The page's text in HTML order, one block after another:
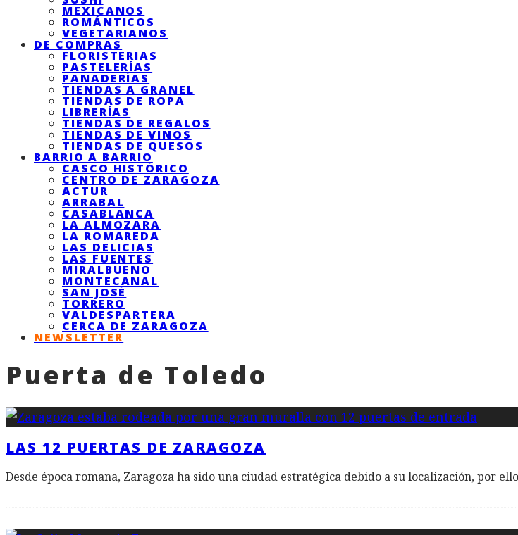
MEXICANOS
ROMÁNTICOS
VEGETARIANOS
DE COMPRAS
FLORISTERIAS
PASTELERÍAS
PANADERÍAS
TIENDAS A GRANEL
TIENDAS DE ROPA
LIBRERÍAS
TIENDAS DE REGALOS
TIENDAS DE VINOS
TIENDAS DE QUESOS
BARRIO A BARRIO
CASCO HISTÓRICO
CENTRO DE ZARAGOZA
ACTUR
ARRABAL
CASABLANCA
LA ALMOZARA
LA ROMAREDA
LAS DELICIAS
LAS FUENTES
MIRALBUENO
MONTECANAL
SAN JOSÉ
TORRERO
VALDESPARTERA
CERCA DE ZARAGOZA
NEWSLETTER
Puerta de Toledo
LAS 12 PUERTAS DE ZARAGOZA
Desde época romana, Zaragoza ha sido una ciudad estratégica debido a su localización, por